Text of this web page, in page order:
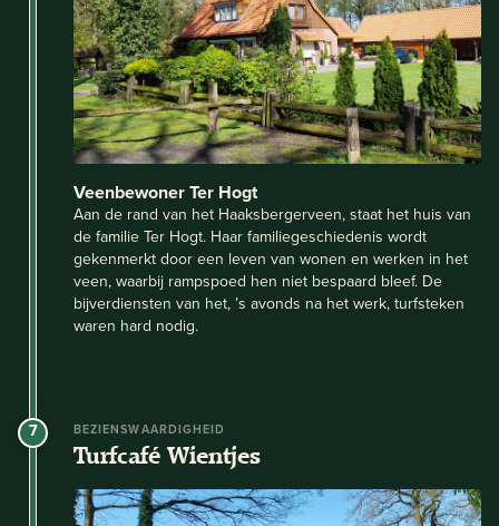
Veenbewoner Ter Hogt
Aan de rand van het Haaksbergerveen, staat het huis van
de familie Ter Hogt. Haar familiegeschiedenis wordt
gekenmerkt door een leven van wonen en werken in het
veen, waarbij rampspoed hen niet bespaard bleef. De
bijverdiensten van het, ’s avonds na het werk, turfsteken
waren hard nodig.
7 BEZIENSWAARDIGHEID
Turfcafé Wientjes